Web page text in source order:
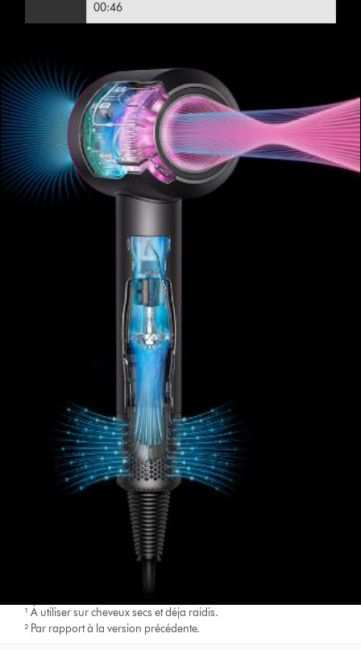
00:46
¹ À utiliser sur cheveux secs et déja raidis.
² Par rapport à la version précédente.